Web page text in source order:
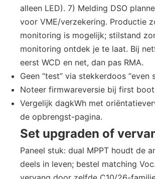
alleen LED). 7) Melding DSO
voor VME/verzekering. Productie
monitoring is mogelijk; stilstand
monitoring ontdek je te laat. Bij
eerst WCD en net, dan pas RMA.
Geen “test” via stekkerdoos “even
Noteer firmwareversie bij first
Vergelijk dagkWh met
de opbrengst-pagina.
Set upgraden of
Paneel stuk: dual MPPT houdt de
deels in leven; bestel matching